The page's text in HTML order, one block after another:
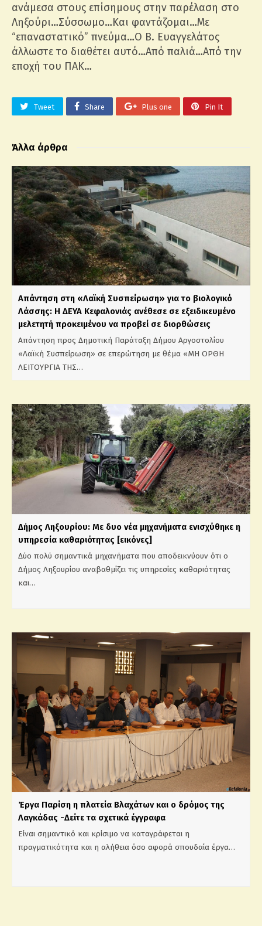
ανάμεσα στους επίσημους στην παρέλαση στο
Ληξούρι…Σύσσωμο…Και φαντάζομαι…Με
“επαναστατικό” πνεύμα…Ο Β. Ευαγγελάτος
άλλωστε το διαθέτει αυτό…Από παλιά…Από την
εποχή του ΠΑΚ…
Tweet Share Plus one Pin It
Άλλα άρθρα
Απάντηση στη «Λαϊκή Συσπείρωση» για το βιολογικό
Λάσσης: Η ΔΕΥΑ Κεφαλονιάς ανέθεσε σε εξειδικευμένο
μελετητή προκειμένου να προβεί σε διορθώσεις
Απάντηση προς Δημοτική Παράταξη Δήμου Αργοστολίου
«Λαϊκή Συσπείρωση» σε επερώτηση με θέμα «ΜΗ ΟΡΘΗ
ΛΕΙΤΟΥΡΓΙΑ ΤΗΣ…
Δήμος Ληξουρίου: Με δυο νέα μηχανήματα ενισχύθηκε η
υπηρεσία καθαριότητας [εικόνες]
Δύο πολύ σημαντικά μηχανήματα που αποδεικνύουν ότι ο
Δήμος Ληξουρίου αναβαθμίζει τις υπηρεσίες καθαριότητας
και…
Έργα Παρίση η πλατεία Βλαχάτων και ο δρόμος της
Λαγκάδας -Δείτε τα σχετικά έγγραφα
Είναι σημαντικό και κρίσιμο να καταγράφεται η
πραγματικότητα και η αλήθεια όσο αφορά σπουδαία έργα…